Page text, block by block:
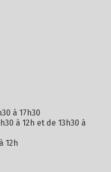
à 17h30
à 12h et de 13h30 à
12h